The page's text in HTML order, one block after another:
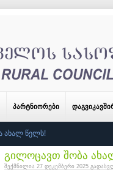
ᲞᲐᲠᲢᲜᲘᲝᲠᲔᲑᲘ
ᲐᲮᲐᲚ ᲬᲔᲚᲡ!
გილოცავთ შობა
შექმნილია 27 დეკემბერი 2025